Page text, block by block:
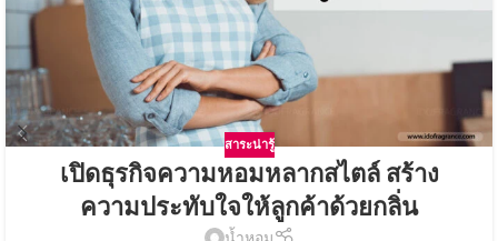
สาระน่ารู้
เปิดธุรกิจความหอมหลากสไตล์ สร้าง
ความประทับใจให้ลูกค้าด้วยกลิ่น